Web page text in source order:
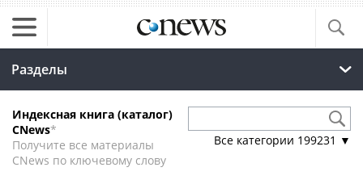
Разделы
Индексная книга (каталог)
CNews*
Получите все материалы
CNews по ключевому слову
Все категории 199231 ▼